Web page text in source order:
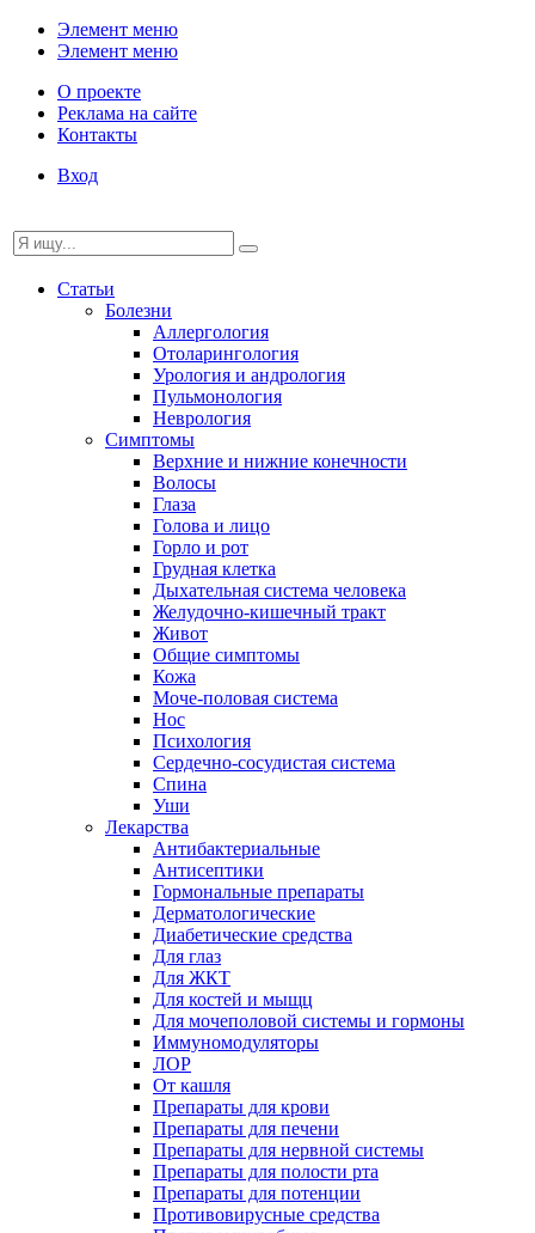
Элемент меню
Элемент меню
О проекте
Реклама на сайте
Контакты
Вход
Статьи
Болезни
Аллергология
Отоларингология
Урология и андрология
Пульмонология
Неврология
Симптомы
Верхние и нижние конечности
Волосы
Глаза
Голова и лицо
Горло и рот
Грудная клетка
Дыхательная система человека
Желудочно-кишечный тракт
Живот
Общие симптомы
Кожа
Моче-половая система
Нос
Психология
Сердечно-сосудистая система
Спина
Уши
Лекарства
Антибактериальные
Антисептики
Гормональные препараты
Дерматологические
Диабетические средства
Для глаз
Для ЖКТ
Для костей и мыщц
Для мочеполовой системы и гормоны
Иммуномодуляторы
ЛОР
От кашля
Препараты для крови
Препараты для печени
Препараты для нервной системы
Препараты для полости рта
Препараты для потенции
Противовирусные средства